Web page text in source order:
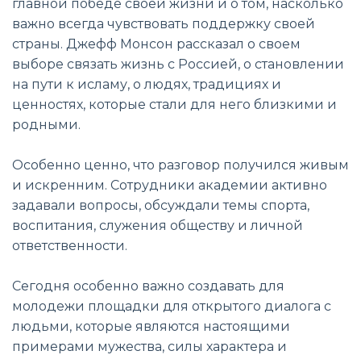
главной победе своей жизни и о том, насколько
важно всегда чувствовать поддержку своей
страны. Джефф Монсон рассказал о своем
выборе связать жизнь с Россией, о становлении
на пути к исламу, о людях, традициях и
ценностях, которые стали для него близкими и
родными.
Особенно ценно, что разговор получился живым
и искренним. Сотрудники академии активно
задавали вопросы, обсуждали темы спорта,
воспитания, служения обществу и личной
ответственности.
Сегодня особенно важно создавать для
молодежи площадки для открытого диалога с
людьми, которые являются настоящими
примерами мужества, силы характера и